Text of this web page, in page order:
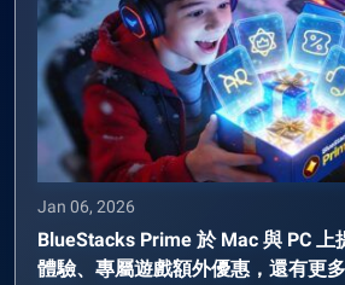
Jan 06, 2026
BlueStacks Prime 於 Mac 與 PC 上
體驗、專屬遊戲額外優惠，還有更